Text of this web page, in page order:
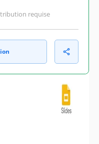
requise
Prêt à imprimer à la maison